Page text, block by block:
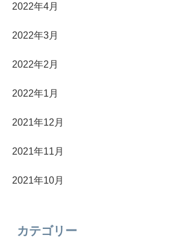
2022年4月
2022年3月
2022年2月
2022年1月
2021年12月
2021年11月
2021年10月
カテゴリー